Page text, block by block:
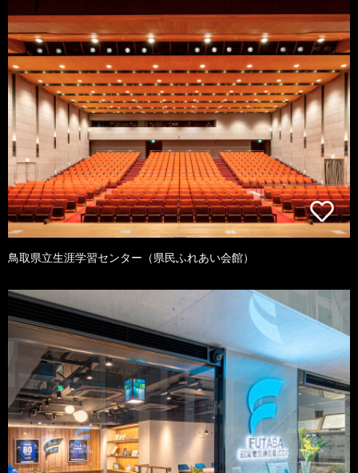
鳥取県立生涯学習センター（県民ふれあい会館）